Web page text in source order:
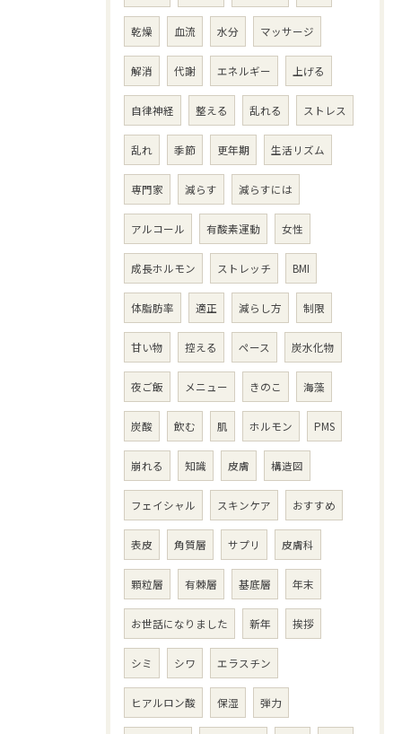
乾燥 血流 水分 マッサージ
解消 代謝 エネルギー 上げる
自律神経 整える 乱れる ストレス
乱れ 季節 更年期 生活リズム
専門家 減らす 減らすには
アルコール 有酸素運動 女性
成長ホルモン ストレッチ BMI
体脂肪率 適正 減らし方 制限
甘い物 控える ペース 炭水化物
夜ご飯 メニュー きのこ 海藻
炭酸 飲む 肌 ホルモン PMS
崩れる 知識 皮膚 構造図
フェイシャル スキンケア おすすめ
表皮 角質層 サプリ 皮膚科
顆粒層 有棘層 基底層 年末
お世話になりました 新年 挨拶
シミ シワ エラスチン
ヒアルロン酸 保湿 弾力